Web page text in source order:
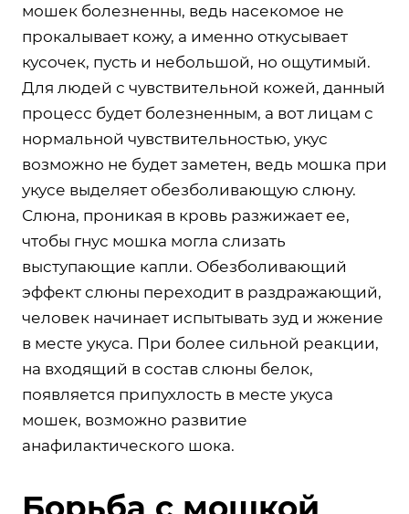
мошек болезненны, ведь насекомое не
прокалывает кожу, а именно откусывает
кусочек, пусть и небольшой, но ощутимый.
Для людей с чувствительной кожей, данный
процесс будет болезненным, а вот лицам с
нормальной чувствительностью, укус
возможно не будет заметен, ведь мошка при
укусе выделяет обезболивающую слюну.
Слюна, проникая в кровь разжижает ее,
чтобы гнус мошка могла слизать
выступающие капли. Обезболивающий
эффект слюны переходит в раздражающий,
человек начинает испытывать зуд и жжение
в месте укуса. При более сильной реакции,
на входящий в состав слюны белок,
появляется припухлость в месте укуса
мошек, возможно развитие
анафилактического шока.